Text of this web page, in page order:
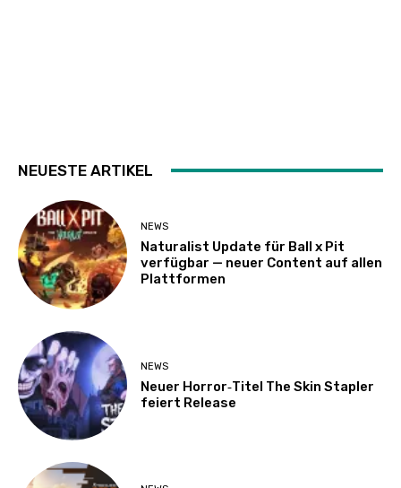
NEUESTE ARTIKEL
NEWS
Naturalist Update für Ball x Pit
verfügbar — neuer Content auf allen
Plattformen
NEWS
Neuer Horror‑Titel The Skin Stapler
feiert Release